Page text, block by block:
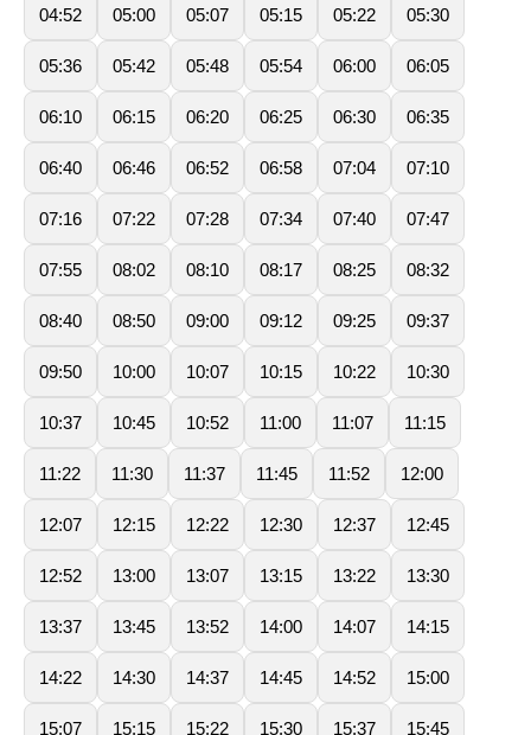
04:52 05:00 05:07 05:15 05:22 05:30
05:36 05:42 05:48 05:54 06:00 06:05
06:10 06:15 06:20 06:25 06:30 06:35
06:40 06:46 06:52 06:58 07:04 07:10
07:16 07:22 07:28 07:34 07:40 07:47
07:55 08:02 08:10 08:17 08:25 08:32
08:40 08:50 09:00 09:12 09:25 09:37
09:50 10:00 10:07 10:15 10:22 10:30
10:37 10:45 10:52 11:00 11:07 11:15
11:22 11:30 11:37 11:45 11:52 12:00
12:07 12:15 12:22 12:30 12:37 12:45
12:52 13:00 13:07 13:15 13:22 13:30
13:37 13:45 13:52 14:00 14:07 14:15
14:22 14:30 14:37 14:45 14:52 15:00
15:07 15:15 15:22 15:30 15:37 15:45